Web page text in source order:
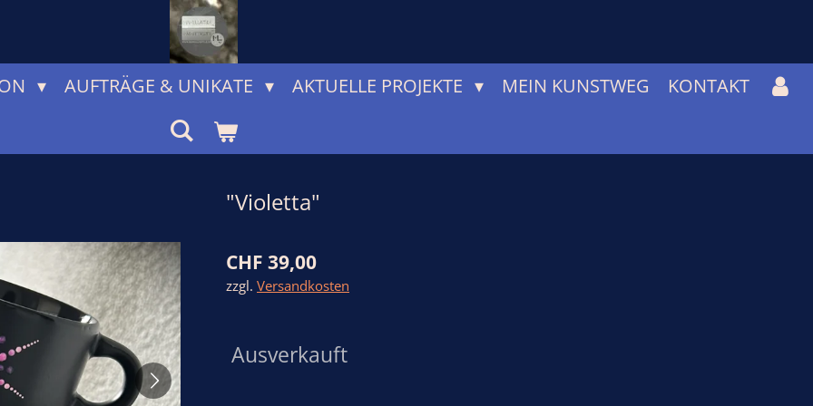
AUFTRÄGE & UNIKATE AKTUELLE PROJEKTE MEIN KUNSTWEG KONTAKT
"Violetta"
CHF 39,00
zzgl. Versandkosten
Ausverkauft